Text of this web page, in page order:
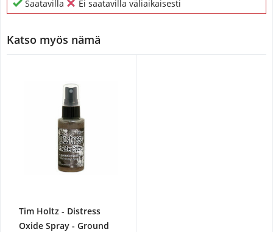
Saatavilla Ei saatavilla väliaikaisesti
Katso myös nämä
Tim Holtz - Distress
Oxide Spray - Ground